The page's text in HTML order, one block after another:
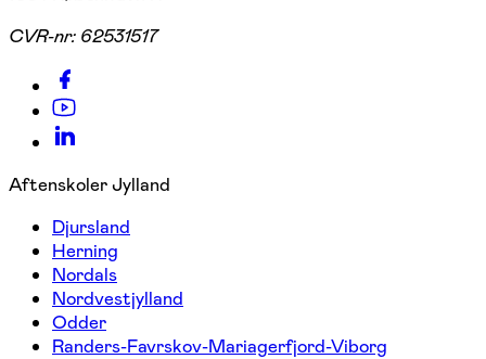
CVR-nr: 62531517
Aftenskoler Jylland
Djursland
Herning
Nordals
Nordvestjylland
Odder
Randers-Favrskov-Mariagerfjord-Viborg